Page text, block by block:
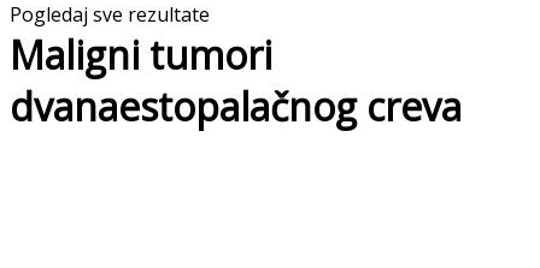
Pogledaj sve rezultate
Maligni tumori
dvanaestopalačnog creva